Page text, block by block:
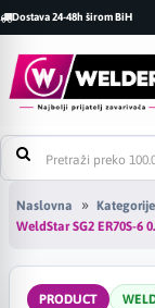
Dostava 24-48h širom BiH
Naslovna Kategorije
WeldStar SG2 ER70S-6
PRODUCT